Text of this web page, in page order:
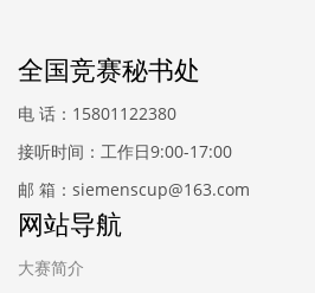
全国竞赛秘书处
电 话：15801122380
接听时间：工作日9:00-17:00
邮 箱：siemenscup@163.com
网站导航
大赛简介